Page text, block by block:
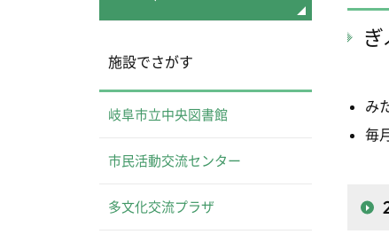
み
毎
施設でさがす
岐阜市立中央図書館
市民活動交流センター
多文化交流プラザ